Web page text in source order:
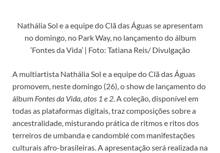
Nathália Sol e a equipe do Clã das Águas se apresentam
no domingo, no Park Way, no lançamento do álbum
‘Fontes da Vida’ | Foto: Tatiana Reis/ Divulgação
A multiartista Nathália Sol e a equipe do Clã das Águas
promovem, neste domingo (26), o show de lançamento do
álbum Fontes da Vida, atos 1 e 2 . A coleção, disponível em
todas as plataformas digitais, traz composições sobre a
ancestralidade, misturando prática de ritmos e ritos dos
terreiros de umbanda e candomblé com manifestações
culturais afro-brasileiras. A apresentação será realizada na